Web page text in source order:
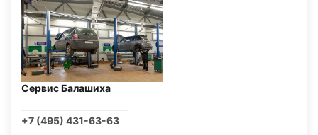
Сервис Балашиха
+7 (495) 431-63-63